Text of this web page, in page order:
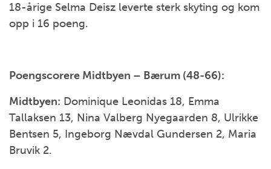
18-årige Selma Deisz leverte sterk skyting og kom
opp i 16 poeng.
Poengscorere Midtbyen – Bærum (48-66):
Midtbyen: Dominique Leonidas 18, Emma
Tallaksen 13, Nina Valberg Nyegaarden 8, Ulrikke
Bentsen 5, Ingeborg Nævdal Gundersen 2, Maria
Bruvik 2.